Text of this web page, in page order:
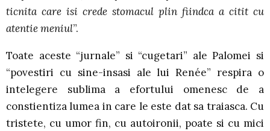
ticnita care isi crede stomacul plin fiindca a citit cu
atentie meniul”.
Toate aceste “jurnale” si “cugetari” ale Palomei si
“povestiri cu sine-insasi ale lui Renée” respira o
intelegere sublima a efortului omenesc de a
constientiza lumea in care le este dat sa traiasca. Cu
tristete, cu umor fin, cu autoironii, poate si cu mici